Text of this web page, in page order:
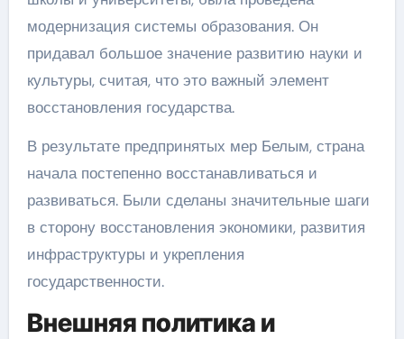
модернизация системы образования. Он
придавал большое значение развитию науки и
культуры, считая, что это важный элемент
восстановления государства.
В результате предпринятых мер Белым, страна
начала постепенно восстанавливаться и
развиваться. Были сделаны значительные шаги
в сторону восстановления экономики, развития
инфраструктуры и укрепления
государственности.
Внешняя политика и